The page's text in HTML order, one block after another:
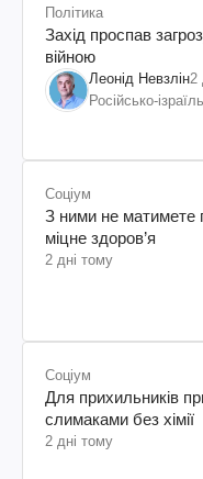
Політика
Захід проспав
війною
Леонід Невзлін2
Російсько-
Соціум
З ними не матимете
міцне здоров’я
2 дні тому
Соціум
Для прихильників
слимаками без хімії
2 дні тому